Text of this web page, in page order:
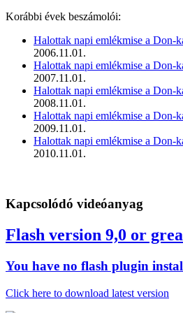
Korábbi évek beszámolói:
Halottak napi emlékmise a Don-
2006.11.01.
Halottak napi emlékmise a Don-
2007.11.01.
Halottak napi emlékmise a Don-
2008.11.01.
Halottak napi emlékmise a Don-
2009.11.01.
Halottak napi emlékmise a Don-
2010.11.01.
Kapcsolódó videóanyag
Flash version 9,0 or
You have no flash plugin
Click here to download latest version